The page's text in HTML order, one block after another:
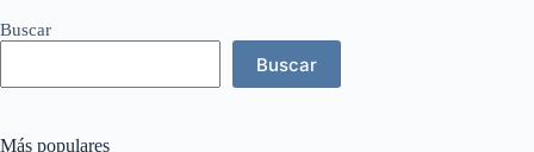
Buscar
Buscar
Más populares